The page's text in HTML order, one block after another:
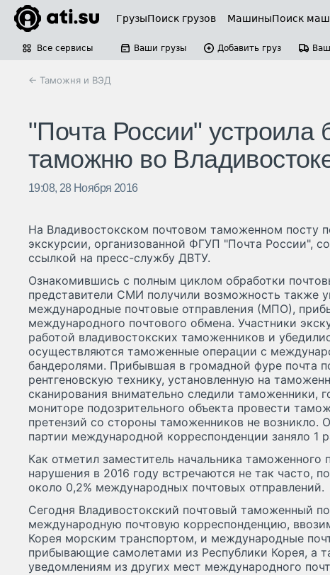
ГрузыПоиск грузов МашиныПоиск
Все сервисы Ваши грузы Добавить груз
← Таможня и ВЭД
"Почта России" устроила
таможню во
19:08, 28 Ноября 2016
На Владивостокском почтовом таможенном посту
экскурсии, организованной ФГУП "Почта России",
ссылкой на пресс-службу ДВТУ.
Ознакомившись с полным циклом обработки
представители СМИ получили возможность также
международные почтовые отправления (МПО),
международного почтового обмена. Участники
работой владивостокских таможенников и
осуществляются таможенные операции с
бандеролями. Прибывшая в громадной фуре почта
рентгеновскую технику, установленную на
сканирования внимательно следили таможенники,
мониторе подозрительного объекта провести
претензий со стороны таможенников не возникло.
партии международной корреспонденции заняло 1
Как отметил заместитель начальника таможенного
нарушения в 2016 году встречаются не так часто,
около 0,2% международных почтовых отправлений.
Сегодня Владивостокский почтовый таможенный
международную почтовую корреспонденцию,
Корея морским транспортом, и международные
прибывающие самолетами из Республики Корея, а
уведомлениям из других мест международного